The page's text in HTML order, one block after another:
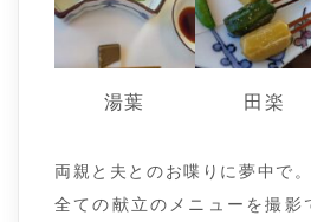
湯葉 田楽
両親と夫とのお喋りに夢中で。
全ての献立のメニューを撮影